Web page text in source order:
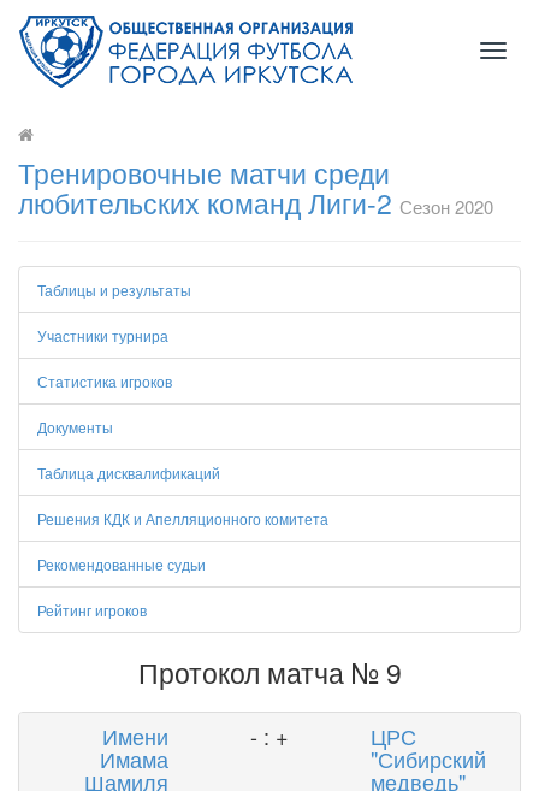
Тренировочные матчи среди
любительских команд Лиги-2 Сезон 2020
Таблицы и результаты
Участники турнира
Статистика игроков
Документы
Таблица дисквалификаций
Решения КДК и Апелляционного комитета
Рекомендованные судьи
Рейтинг игроков
Протокол матча № 9
Имени
Имама
Шамиля
- : + ЦРС
"Сибирский
медведь"